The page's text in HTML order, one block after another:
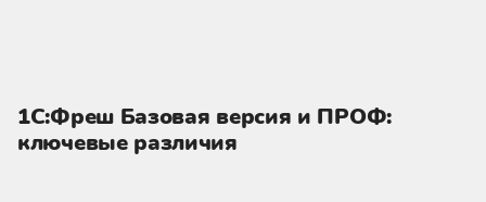
1С:Фреш Базовая версия и ПРОФ:
ключевые различия